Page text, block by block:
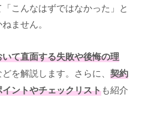
こんなはずではなかった」と
ません。
て直面する失敗や後悔の理
どを解説します。さらに、 契約
ントやチェックリストも紹介